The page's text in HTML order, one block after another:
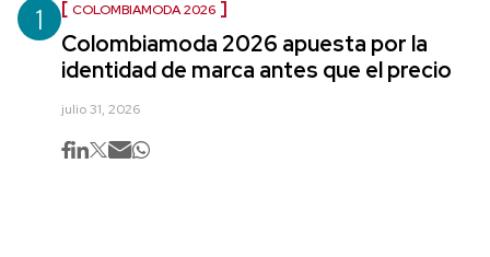
1 COLOMBIAMODA 2026
Colombiamoda 2026 apuesta por la
identidad de marca antes que el precio
julio 31, 2026